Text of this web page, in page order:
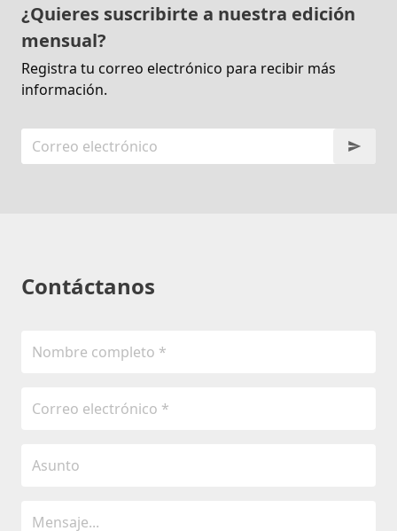
¿Quieres suscribirte a nuestra edición
mensual?
Registra tu correo electrónico para recibir más
información.
Contáctanos